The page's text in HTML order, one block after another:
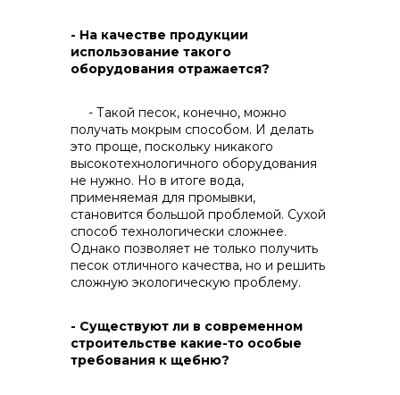
- На качестве продукции
использование такого
оборудования отражается?
- Такой песок, конечно, можно
получать мокрым способом. И делать
это проще, поскольку никакого
высокотехнологичного оборудования
не нужно. Но в итоге вода,
применяемая для промывки,
становится большой проблемой. Сухой
способ технологически сложнее.
Однако позволяет не только получить
песок отличного качества, но и решить
сложную экологическую проблему.
- Существуют ли в современном
строительстве какие-то особые
требования к щебню?